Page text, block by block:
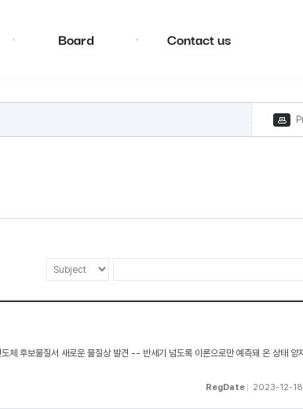
Board Contact us
체 후보물질서 새로운 물질상 발견 -- 반세기 넘도록 이론으로만 예측돼 온 상태 양
RegDate 2023-12-18